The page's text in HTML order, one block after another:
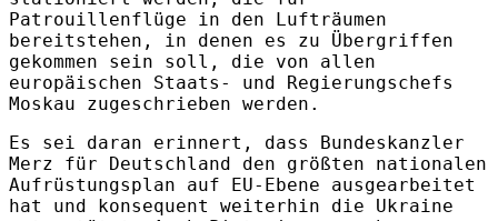
Patrouillenflüge in den Lufträumen
bereitstehen, in denen es zu Übergriffen
gekommen sein soll, die von allen
europäischen Staats- und Regierungschefs
Moskau zugeschrieben werden.
Es sei daran erinnert, dass Bundeskanzler
Merz für Deutschland den größten nationalen
Aufrüstungsplan auf EU-Ebene ausgearbeitet
hat und konsequent weiterhin die Ukraine